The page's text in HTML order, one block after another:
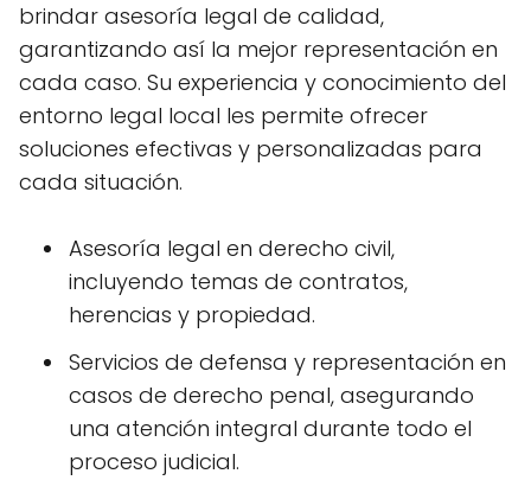
brindar asesoría legal de calidad,
garantizando así la mejor representación en
cada caso. Su experiencia y conocimiento del
entorno legal local les permite ofrecer
soluciones efectivas y personalizadas para
cada situación.
Asesoría legal en derecho civil,
incluyendo temas de contratos,
herencias y propiedad.
Servicios de defensa y representación en
casos de derecho penal, asegurando
una atención integral durante todo el
proceso judicial.